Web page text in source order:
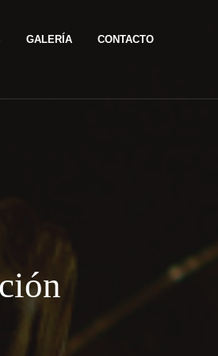
GALERÍA CONTACTO